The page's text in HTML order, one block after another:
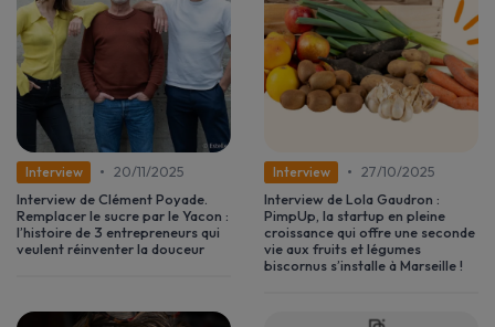
Interview • 20/11/2025
Interview de Clément Poyade.
Remplacer le sucre par le Yacon :
l’histoire de 3 entrepreneurs qui
veulent réinventer la douceur
Interview • 27/10/2025
Interview de Lola Gaudron :
PimpUp, la startup en pleine
croissance qui offre une seconde
vie aux fruits et légumes
biscornus s’installe à Marseille !